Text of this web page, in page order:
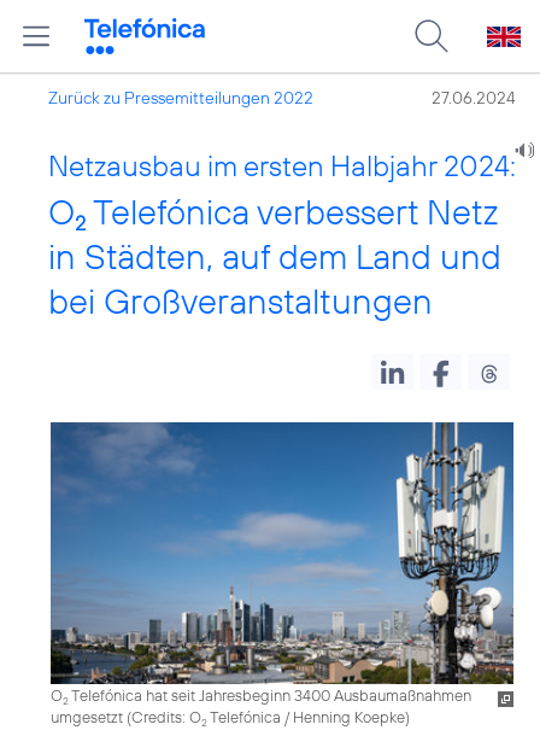
Zurück zu Pressemitteilungen 2022 27.06.2024
Netzausbau im ersten Halbjahr 2024:
O2 Telefónica verbessert Netz
in Städten, auf dem Land und
bei Großveranstaltungen
O2Telefónica hat seit Jahresbeginn 3400 Ausbaumaßnahmen
umgesetzt (Credits: O2Telefónica / Henning Koepke)